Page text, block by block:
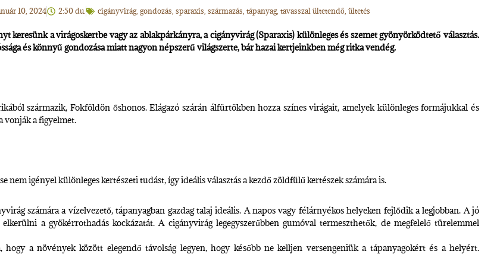
10, 2024 2:50 du. cigányvirág, gondozás, sparaxis, származás, tápanyag, tavasszal ültetendő, ültetés
keresünk a virágoskertbe vagy az ablakpárkányra, a cigányvirág (Sparaxis) különleges és szemet gyönyörködtető választás.
és könnyű gondozása miatt nagyon népszerű világszerte, bár hazai kertjeinkben még ritka vendég.
származik, Fokföldön őshonos. Elágazó szárán álfürtökben hozza színes virágait, amelyek különleges formájukkal és
vonják a figyelmet.
nem igényel különleges kertészeti tudást, így ideális választás a kezdő zöldfülű kertészek számára is.
számára a vízelvezető, tápanyagban gazdag talaj ideális. A napos vagy félárnyékos helyeken fejlődik a legjobban. A jó
a gyökérrothadás kockázatát. A cigányvirág legegyszerűbben gumóval termeszthetők, de megfelelő türelemmel
a növények között elegendő távolság legyen, hogy később ne kelljen versengeniük a tápanyagokért és a helyért.